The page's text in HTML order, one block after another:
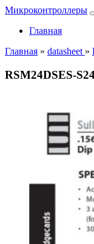
Микроконтроллеры
Главная
Главная » datasheet »
RSM24DSES-